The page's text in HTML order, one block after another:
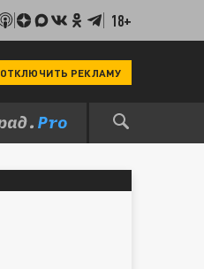
18+
ОТКЛЮЧИТЬ РЕКЛАМУ